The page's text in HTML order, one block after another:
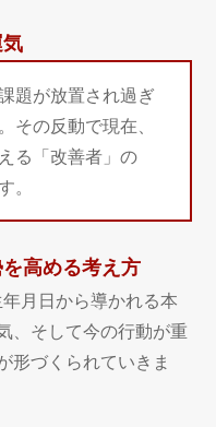
題が放置され過ぎ
その反動で現在、
る「改善者」の
。
高める考え方
月日から導かれる本
、そして今の行動が重
形づくられていきま